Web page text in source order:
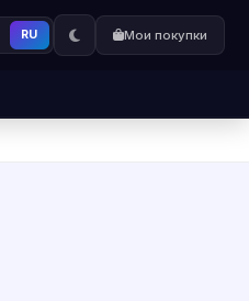
RU Мои покупки